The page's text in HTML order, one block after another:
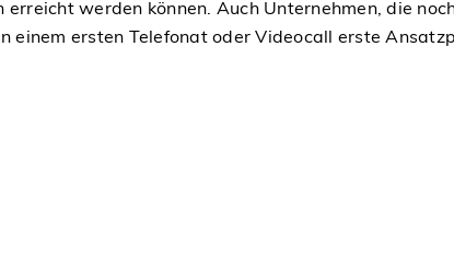
werden können. Auch Unternehmen, die
ersten Telefonat oder Videocall erste